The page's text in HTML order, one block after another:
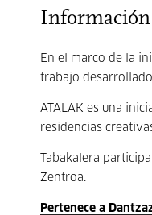
En el marco de la
trabajo
ATALAK es una
residencias
Tabakalera
Zentroa.
Pertenece a